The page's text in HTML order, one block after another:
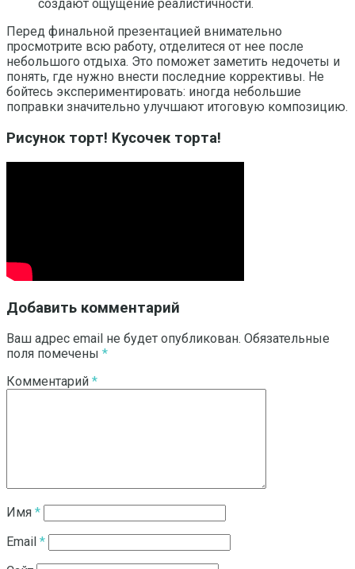
создают ощущение реалистичности.
Перед финальной презентацией внимательно
просмотрите всю работу, отделитеся от нее после
небольшого отдыха. Это поможет заметить недочеты и
понять, где нужно внести последние коррективы. Не
бойтесь экспериментировать: иногда небольшие
поправки значительно улучшают итоговую композицию.
Рисунок торт! Кусочек торта!
Добавить комментарий
Ваш адрес email не будет опубликован. Обязательные
поля помечены *
Комментарий *
Имя *
Email *